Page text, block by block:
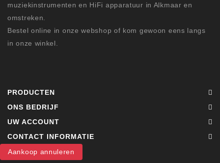
muziekinstrumenten en HiFi apparatuur in Alkmaar en
omstreken.
Bestel online in onze webshop of kom gewoon eens langs
in onze winkel.
PRODUCTEN
ONS BEDRIJF
UW ACCOUNT
CONTACT INFORMATIE
Aankoop annuleren